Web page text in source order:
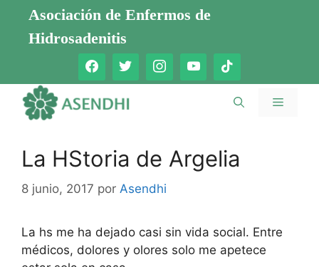
Saltar
contenido
Asociación de Enfermos de
Hidrosadenitis
Menú
La HStoria de Argelia
8 junio, 2017 por Asendhi
La hs me ha dejado casi sin vida social. Entre
médicos, dolores y olores solo me apetece